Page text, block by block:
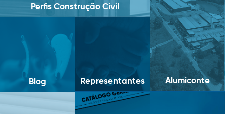
Perfis Construção Civil
Alumiconte
Blog Representantes